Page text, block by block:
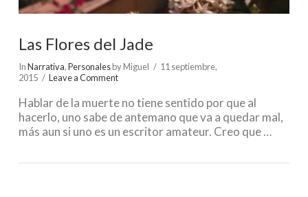
Las Flores del Jade
InNarrativa,Personalesby Miguel
11 septiembre,
2015
Leave a Comment
Hablar de la muerte no tiene sentido por que al
hacerlo, uno sabe de antemano que va a quedar mal,
más aun si uno es un escritor amateur. Creo que …